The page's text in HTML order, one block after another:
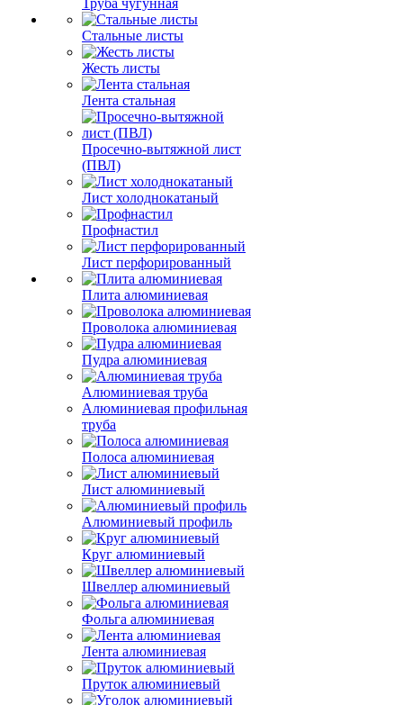
Труба чугунная
Стальные листы
Жесть листы
Лента стальная
Просечно-вытяжной лист
(ПВЛ)
Лист холоднокатаный
Профнастил
Лист перфорированный
Плита алюминиевая
Проволока алюминиевая
Пудра алюминиевая
Алюминиевая труба
Алюминиевая профильная
труба
Полоса алюминиевая
Лист алюминиевый
Алюминиевый профиль
Круг алюминиевый
Швеллер алюминиевый
Фольга алюминиевая
Лента алюминиевая
Пруток алюминиевый